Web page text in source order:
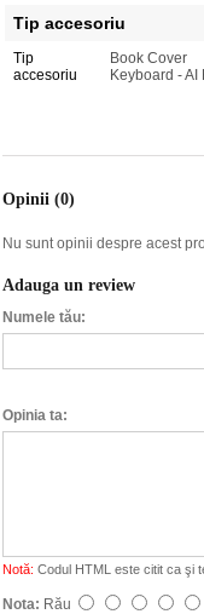
Tip accesoriu
Tip
accesoriu
Book Cover
Keyboard - AI
Opinii (0)
Nu sunt opinii despre acest
Adauga un review
Numele tău:
Opinia ta:
Notă: Codul HTML este citit ca şi
Nota: Rău